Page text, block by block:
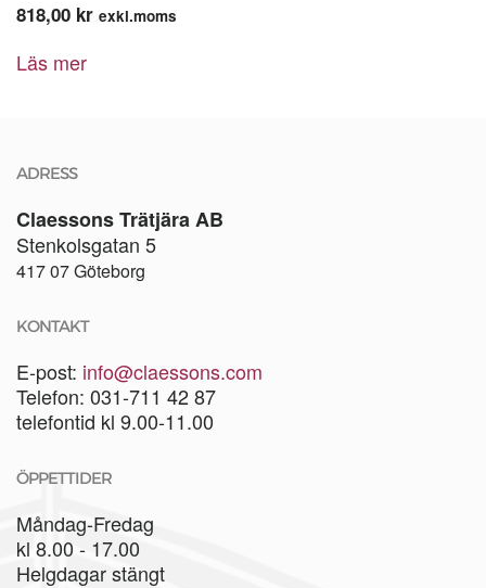
818,00 kr exkl.moms
Läs mer
ADRESS
Claessons Trätjära AB
Stenkolsgatan 5
417 07 Göteborg
KONTAKT
E-post: info@claessons.com
Telefon: 031-711 42 87
telefontid kl 9.00-11.00
ÖPPETTIDER
Måndag-Fredag
kl 8.00 - 17.00
Helgdagar stängt